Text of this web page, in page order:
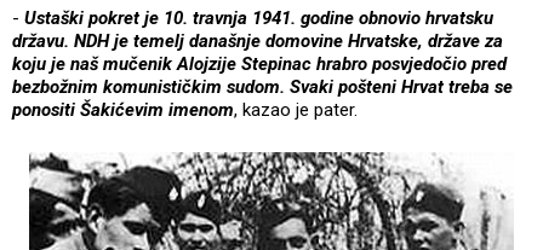
- Ustaški pokret je 10. travnja 1941. godine obnovio hrvatsku
državu. NDH je temelj današnje domovine Hrvatske, države za
koju je naš mučenik Alojzije Stepinac hrabro posvjedočio pred
bezbožnim komunističkim sudom. Svaki pošteni Hrvat treba se
ponositi Šakićevim imenom, kazao je pater.